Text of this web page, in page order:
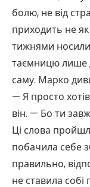
болю, не від
приходить не
тижнями носили
таємницю лише
саму. Марко
— Я просто
він. — Бо ти
Ці слова
побачила себе
правильно,
не ставила собі